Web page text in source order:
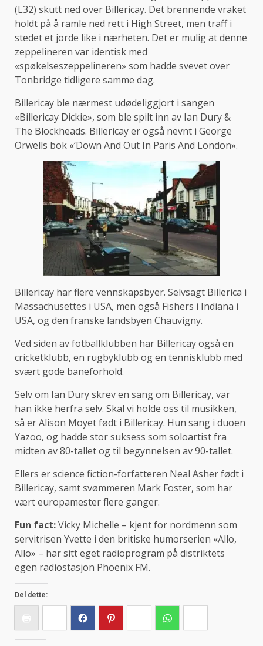
(L32) skutt ned over Billericay. Det brennende vraket
holdt på å ramle ned rett i High Street, men traff i
stedet et jorde like i nærheten. Det er mulig at denne
zeppelineren var identisk med
«spøkelseszeppelineren» som hadde svevet over
Tonbridge tidligere samme dag.
Billericay ble nærmest udødeliggjort i sangen
«Billericay Dickie», som ble spilt inn av Ian Dury &
The Blockheads. Billericay er også nevnt i George
Orwells bok «‘Down And Out In Paris And London».
Billericay har flere vennskapsbyer. Selvsagt Billerica i
Massachusettes i USA, men også Fishers i Indiana i
USA, og den franske landsbyen Chauvigny.
Ved siden av fotballklubben har Billericay også en
cricketklubb, en rugbyklubb og en tennisklubb med
svært gode baneforhold.
Selv om Ian Dury skrev en sang om Billericay, var
han ikke herfra selv. Skal vi holde oss til musikken,
så er Alison Moyet født i Billericay. Hun sang i duoen
Yazoo, og hadde stor suksess som soloartist fra
midten av 80-tallet og til begynnelsen av 90-tallet.
Ellers er science fiction-forfatteren Neal Asher født i
Billericay, samt svømmeren Mark Foster, som har
vært europamester flere ganger.
Fun fact:Vicky Michelle – kjent for nordmenn som
servitrisen Yvette i den britiske humorserien «Allo,
Allo» – har sitt eget radioprogram på distriktets
egen radiostasjon Phoenix FM.
Del dette: